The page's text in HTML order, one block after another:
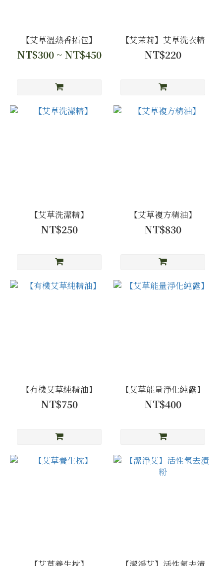
【艾草溫熱香拓包】
NT$300 ~ NT$450
【艾茉莉】艾草洗衣精
NT$220
【艾草洗潔精】
NT$250
【艾草複方精油】
NT$830
【有機艾草純精油】
NT$750
【艾草能量淨化純露】
NT$400